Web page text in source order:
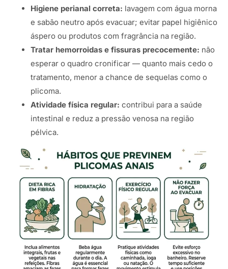
Higiene perianal correta: lavagem com água morna
e sabão neutro após evacuar; evitar papel higiênico
áspero ou produtos com fragrância na região.
Tratar hemorroidas e fissuras precocemente: não
esperar o quadro cronificar — quanto mais cedo o
tratamento, menor a chance de sequelas como o
plicoma.
Atividade física regular: contribui para a saúde
intestinal e reduz a pressão venosa na região
pélvica.